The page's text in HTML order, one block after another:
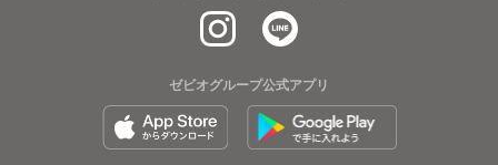
ゼビオグループ公式アプリ